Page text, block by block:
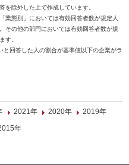
を除外した上で作成しています。
態別」においては有効回答者数が規定人
その他の部門においては有効回答者数が規
す。
回答した人の割合が基準値以下の企業がラ
2021年 2020年
2019年
年